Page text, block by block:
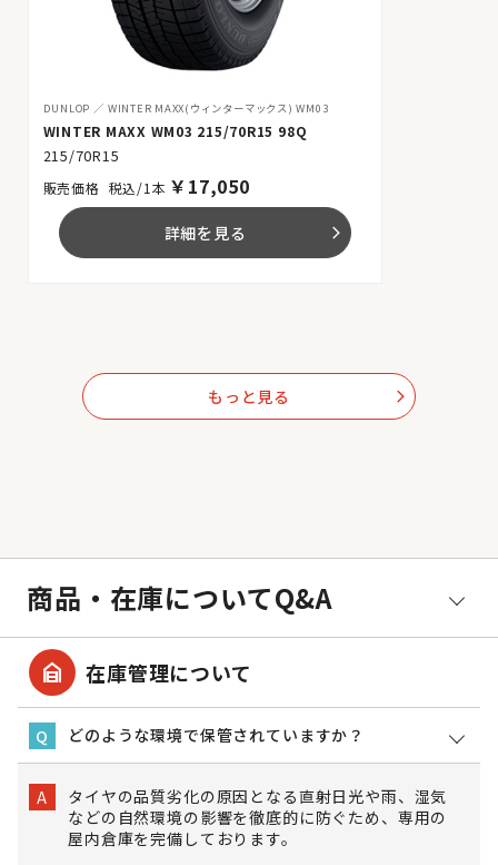
DUNLOP WINTER MAXX(ウィンターマックス) WM03
WINTER MAXX WM03 215/70R15 98Q
215/70R15
税込/1本 ￥ 17,050
詳細を見る arrow_forward_ios
もっと見る arrow_forward_ios
商品・在庫についてQ&A
garage_home 在庫管理について
Q どのような環境で保管されていますか？
A
タイヤの品質劣化の原因となる直射日光や雨、湿気
などの自然環境の影響を徹底的に防ぐため、専用の
屋内倉庫を完備しております。